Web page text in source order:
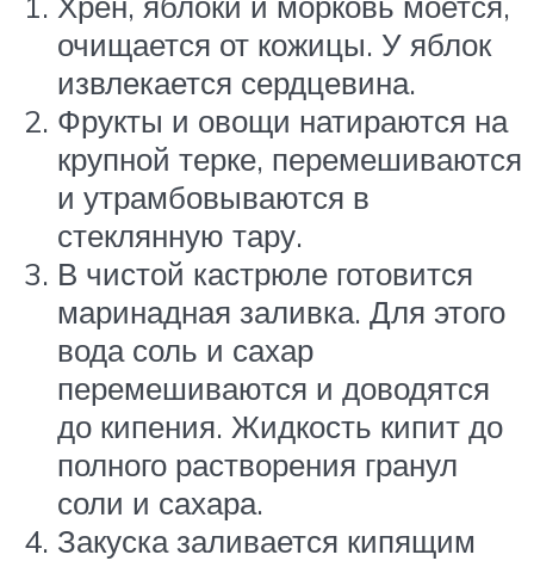
очищается от кожицы. У яблок
извлекается сердцевина.
Фрукты и овощи натираются на
крупной терке, перемешиваются
и утрамбовываются в
стеклянную тару.
В чистой кастрюле готовится
маринадная заливка. Для этого
вода соль и сахар
перемешиваются и доводятся
до кипения. Жидкость кипит до
полного растворения гранул
соли и сахара.
Закуска заливается кипящим